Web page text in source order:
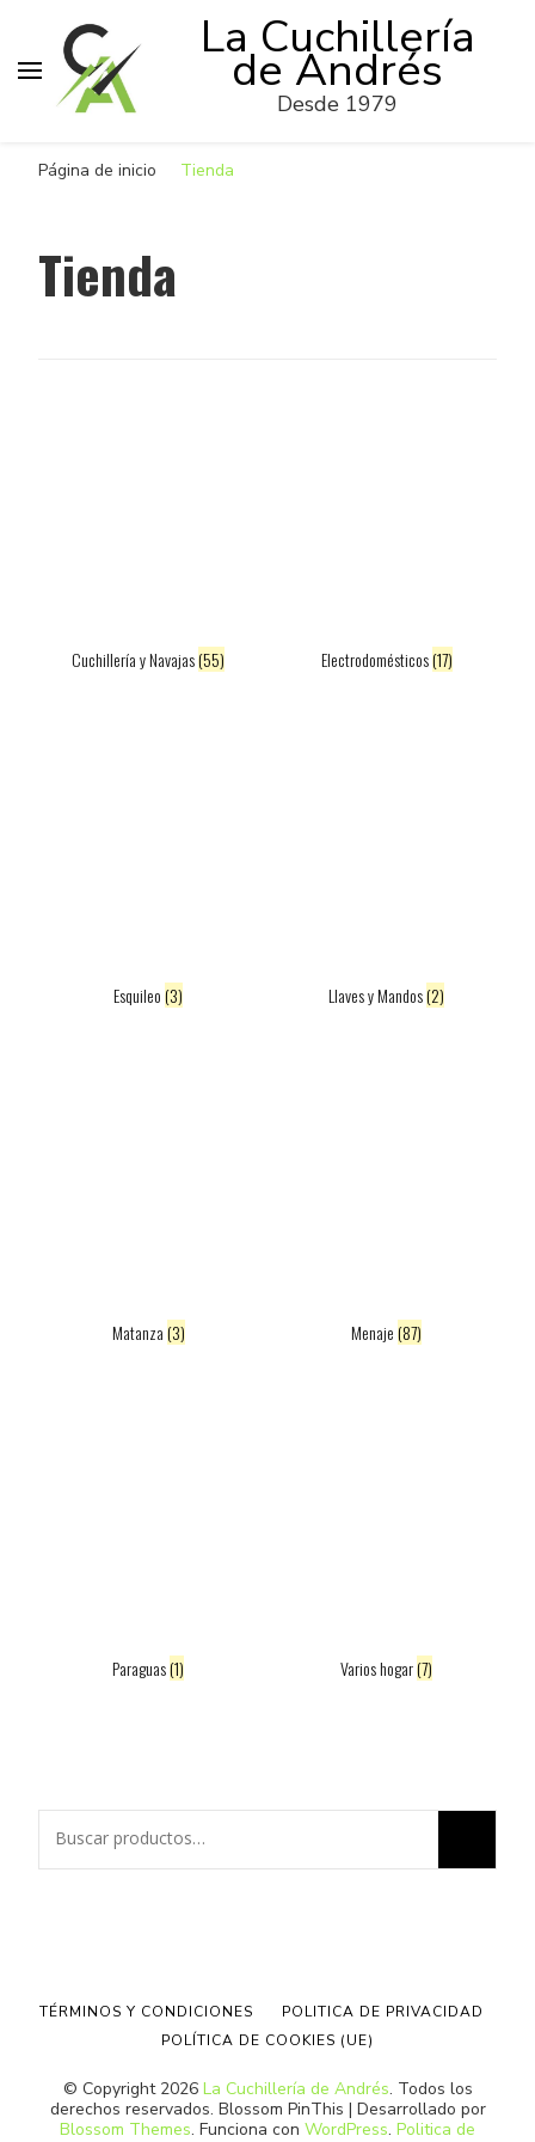
La Cuchillería
de Andrés
Desde 1979
Página de inicio Tienda
Tienda
Cuchillería y Navajas(55) Electrodomésticos(17)
Esquileo(3) Llaves y Mandos(2)
Matanza(3) Menaje(87)
Paraguas(1) Varios hogar(7)
Buscar
© Copyright 2026 La Cuchillería de Andrés. Todos los
derechos reservados. Blossom PinThis | Desarrollado por
Blossom Themes. Funciona con WordPress. Politica de
TÉRMINOS Y CONDICIONES
POLITICA DE PRIVACIDAD
POLÍTICA DE COOKIES (UE)